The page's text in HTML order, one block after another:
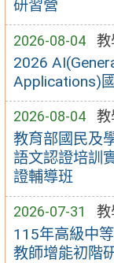
研習營
2026-08-04 教
2026
Applications)
2026-08-04 教
教育部國民及
語文認證培訓
證輔導班
2026-07-31 教
115年高級中
教師增能初階